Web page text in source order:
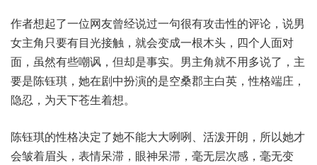
作者想起了一位网友曾经说过一句很有攻击性的评论，说男
女主角只要有目光接触，就会变成一根木头，四个人面对
面，虽然有些嘲讽，但却是事实。男主角就不用多说了，主
要是陈钰琪，她在剧中扮演的是空桑郡主白英，性格端庄，
隐忍，为天下苍生着想。
陈钰琪的性格决定了她不能大大咧咧、活泼开朗，所以她才
会皱着眉头，表情呆滞，眼神呆滞，毫无层次感，毫无变